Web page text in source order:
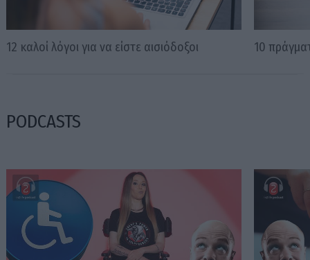
12 καλοί λόγοι για να είστε αισιόδοξοι 10
PODCASTS